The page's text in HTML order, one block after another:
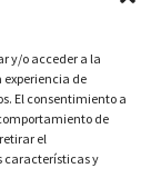
y/o acceder a la
de
El consentimiento a
de
el
características y
adquiere
Además de
y